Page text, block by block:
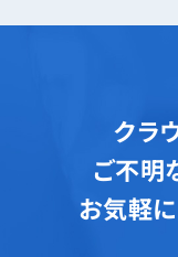
クラ
ご不明
お気軽